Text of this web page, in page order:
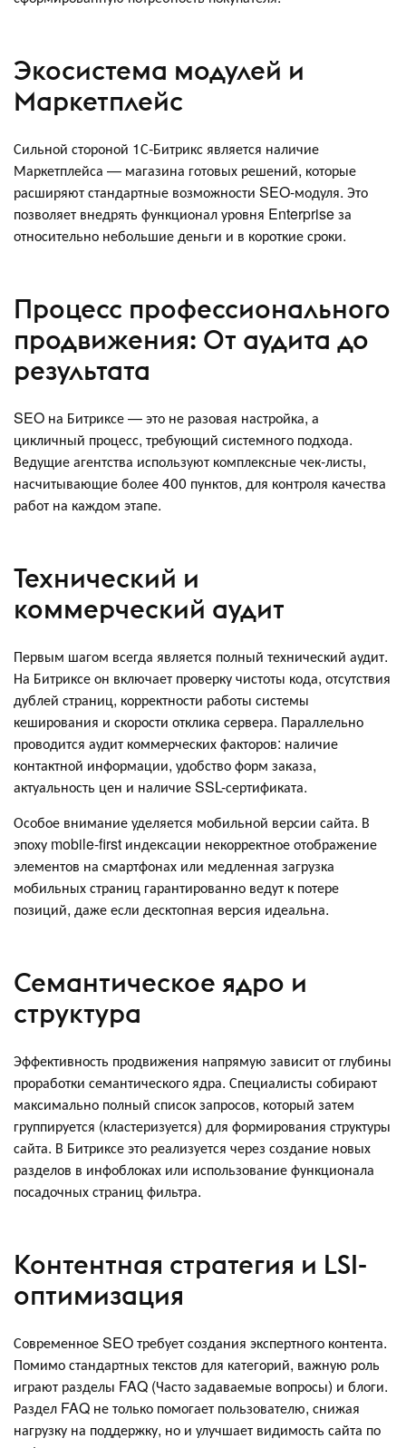
Экосистема модулей и
Маркетплейс
Сильной стороной 1С-Битрикс является наличие
Маркетплейса — магазина готовых решений, которые
расширяют стандартные возможности SEO-модуля. Это
позволяет внедрять функционал уровня Enterprise за
относительно небольшие деньги и в короткие сроки.
Процесс профессионального
продвижения: От аудита до
результата
SEO на Битриксе — это не разовая настройка, а
цикличный процесс, требующий системного подхода.
Ведущие агентства используют комплексные чек-листы,
насчитывающие более 400 пунктов, для контроля качества
работ на каждом этапе.
Технический и
коммерческий аудит
Первым шагом всегда является полный технический аудит.
На Битриксе он включает проверку чистоты кода, отсутствия
дублей страниц, корректности работы системы
кеширования и скорости отклика сервера. Параллельно
проводится аудит коммерческих факторов: наличие
контактной информации, удобство форм заказа,
актуальность цен и наличие SSL-сертификата.
Особое внимание уделяется мобильной версии сайта. В
эпоху mobile-first индексации некорректное отображение
элементов на смартфонах или медленная загрузка
мобильных страниц гарантированно ведут к потере
позиций, даже если десктопная версия идеальна.
Семантическое ядро и
структура
Эффективность продвижения напрямую зависит от глубины
проработки семантического ядра. Специалисты собирают
максимально полный список запросов, который затем
группируется (кластеризуется) для формирования структуры
сайта. В Битриксе это реализуется через создание новых
разделов в инфоблоках или использование функционала
посадочных страниц фильтра.
Контентная стратегия и LSI-
оптимизация
Современное SEO требует создания экспертного контента.
Помимо стандартных текстов для категорий, важную роль
играют разделы FAQ (Часто задаваемые вопросы) и блоги.
Раздел FAQ не только помогает пользователю, снижая
нагрузку на поддержку, но и улучшает видимость сайта по